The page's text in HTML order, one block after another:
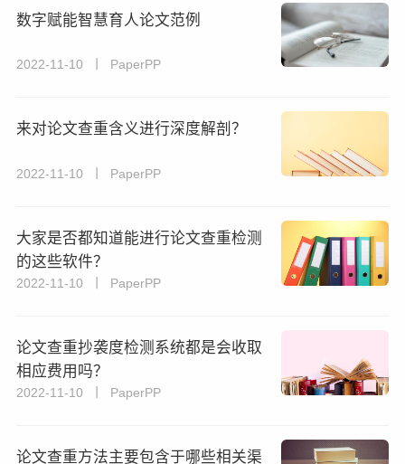
数字赋能智慧育人论文范例
2022-11-10 丨 PaperPP
来对论文查重含义进行深度解剖？
2022-11-10 丨 PaperPP
大家是否都知道能进行论文查重检测
的这些软件？
2022-11-10 丨 PaperPP
论文查重抄袭度检测系统都是会收取
相应费用吗？
2022-11-10 丨 PaperPP
论文查重方法主要包含于哪些相关渠